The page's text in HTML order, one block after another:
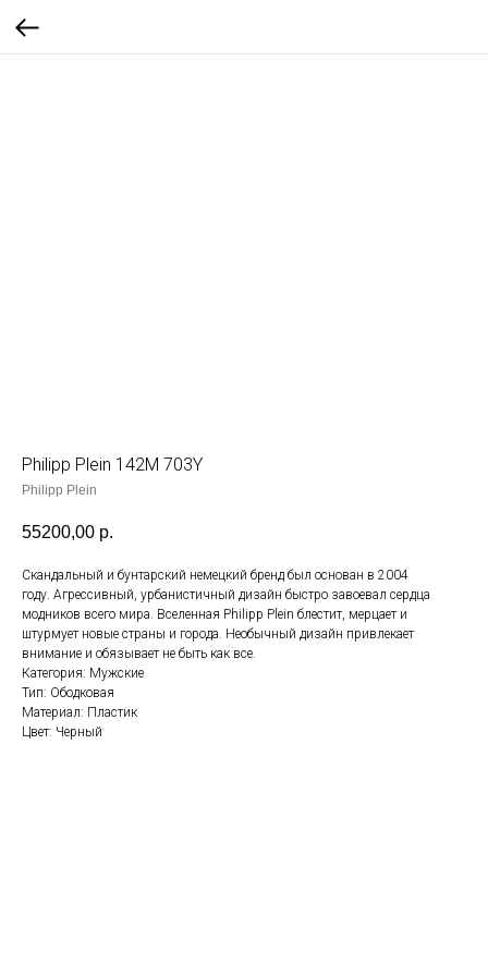
Philipp Plein 142M 703Y
Philipp Plein
55200,00 р.
Скандальный и бунтарский немецкий бренд был основан в 2004
году. Агрессивный, урбанистичный дизайн быстро завоевал сердца
модников всего мира. Вселенная Philipp Plein блестит, мерцает и
штурмует новые страны и города. Необычный дизайн привлекает
внимание и обязывает не быть как все.
Категория: Мужские
Тип: Ободковая
Материал: Пластик
Цвет: Черный